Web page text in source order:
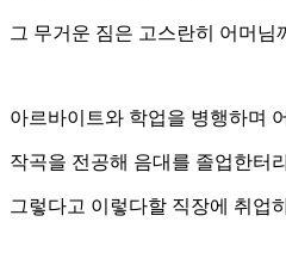
그 무거운 짐은 고스란히 어머님
아르바이트와 학업을 병행하며
작곡을 전공해 음대를 졸업한터
그렇다고 이렇다할 직장에 취업